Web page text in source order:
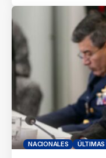
NACIONALES